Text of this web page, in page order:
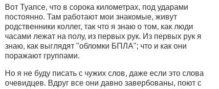
Вот Туапсе, что в сорока километрах, под ударами
постоянно. Там работают мои знакомые, живут
родственники коллег, так что я знаю о том, как люди
часами лежат на полу, из первых рук. Из первых рук я
знаю, как выглядят "обломки БПЛА"; что и как они
поражают группами.
Но я не буду писать с чужих слов, даже если это слова
очевидцев. Вдруг все они давно завербованы, поют с